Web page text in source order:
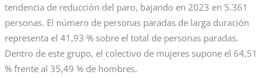
tendencia de reducción del paro, bajando en 2023 en 5.361
personas. El número de personas paradas de larga duración
representa el 41,93 % sobre el total de personas paradas.
Dentro de este grupo, el colectivo de mujeres supone el 64,51
% frente al 35,49 % de hombres.